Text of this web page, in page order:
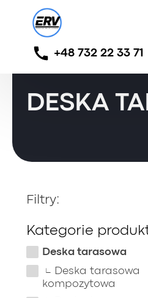
+48 732 22 33 71
Główny / Produkty /
DESKA
Filtry:
Kategorie
Deska tarasowa
Deska tarasowa
kompozytowa